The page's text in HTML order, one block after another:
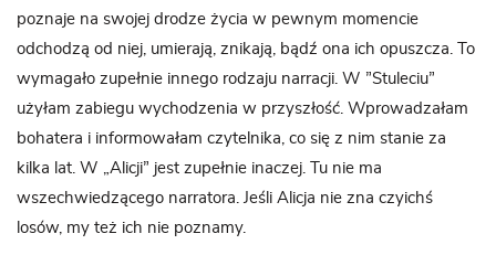
poznaje na swojej drodze życia w pewnym momencie
odchodzą od niej, umierają, znikają, bądź ona ich opuszcza. To
wymagało zupełnie innego rodzaju narracji. W ”Stuleciu”
użyłam zabiegu wychodzenia w przyszłość. Wprowadzałam
bohatera i informowałam czytelnika, co się z nim stanie za
kilka lat. W „Alicji” jest zupełnie inaczej. Tu nie ma
wszechwiedzącego narratora. Jeśli Alicja nie zna czyichś
losów, my też ich nie poznamy.